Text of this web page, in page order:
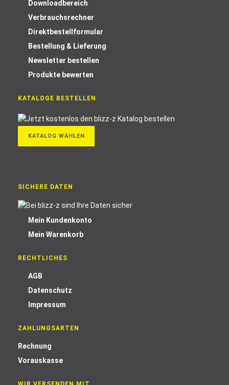
Downloadbereich
Verbrauchsrechner
Direktbestellformular
Bestellung & Lieferung
Newsletter bestellen
Produkte bewerten
KATALOGE BESTELLEN
KATALOG WÄHLEN
SICHERE DATEN
Mein Kundenkonto
Mein Warenkorb
RECHTLICHES
AGB
Datenschutz
Impressum
ZAHLUNGSARTEN
Rechnung
Vorauskasse